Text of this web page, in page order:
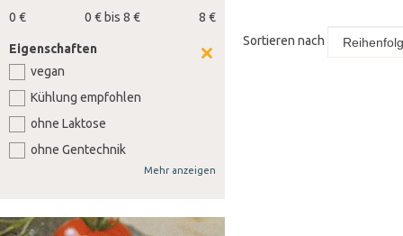
Sortieren nach
0 € 8 €
0 € bis 8 €
Eigenschaften
vegan
Kühlung empfohlen
ohne Laktose
ohne Gentechnik
ohne Senf
Mehr anzeigen